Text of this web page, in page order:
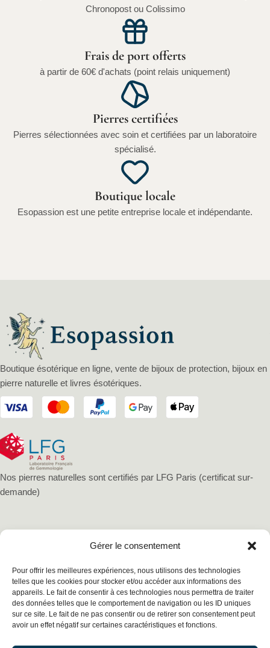
Gérer le consentement
Pour offrir les meilleures expériences, nous utilisons des technologies
telles que les cookies pour stocker et/ou accéder aux informations des
appareils. Le fait de consentir à ces technologies nous permettra de traiter
des données telles que le comportement de navigation ou les ID uniques
sur ce site. Le fait de ne pas consentir ou de retirer son consentement peut
avoir un effet négatif sur certaines caractéristiques et fonctions.
Chronopost ou Colissimo
Frais de port offerts
à partir de 60€ d'achats (point relais uniquement)
Pierres certifiées
Pierres sélectionnées avec soin et certifiées par un laboratoire
spécialisé.
Boutique locale
Esopassion est une petite entreprise locale et indépendante.
Boutique ésotérique en ligne, vente de bijoux de protection, bijoux en
pierre naturelle et livres ésotériques.
Nos pierres naturelles sont certifiés par LFG Paris (certificat sur-
demande)